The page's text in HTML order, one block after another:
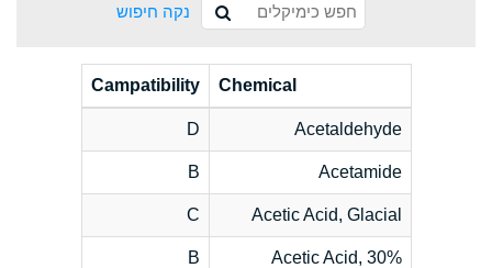
נקה חיפוש
Chemical
Campatibility
Acetaldehyde
D
Acetamide
B
Acetic Acid, Glacial
C
Acetic Acid, 30%
B